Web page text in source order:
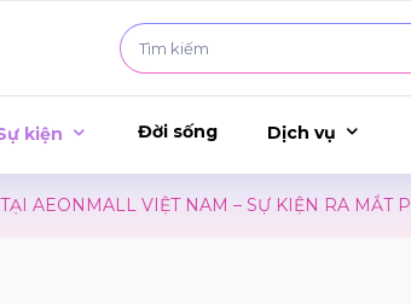
kiện Đời sống Dịch vụ
NAM – SỰ KIỆN RA MẮT PHIM CONAN